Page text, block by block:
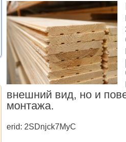
внешний вид, но и
монтажа.
erid: 2SDnjck7MyC